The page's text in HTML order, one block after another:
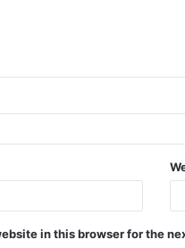
in this browser for the